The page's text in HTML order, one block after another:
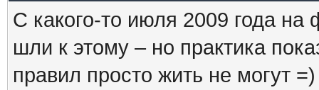
С какого-то июля 2009 года
шли к этому – но практика
правил просто жить не могут =)